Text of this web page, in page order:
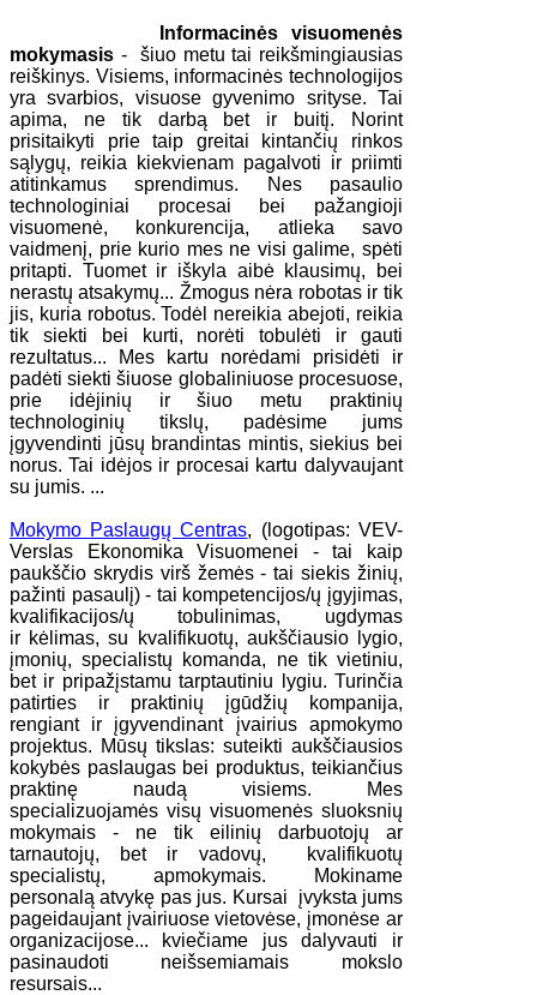
Informacinės visuomenės
mokymasis - šiuo metu tai reikšmingiausias
reiškinys. Visiems, informacinės technologijos
yra svarbios, visuose gyvenimo srityse. Tai
apima, ne tik darbą bet ir buitį. Norint
prisitaikyti prie taip greitai kintančių rinkos
sąlygų, reikia kiekvienam pagalvoti ir priimti
atitinkamus sprendimus. Nes pasaulio
technologiniai procesai bei pažangioji
visuomenė, konkurencija, atlieka savo
vaidmenį, prie kurio mes ne visi galime, spėti
pritapti. Tuomet ir iškyla aibė klausimų, bei
nerastų atsakymų... Žmogus nėra robotas ir tik
jis, kuria robotus. Todėl nereikia abejoti, reikia
tik siekti bei kurti, norėti tobulėti ir gauti
rezultatus... Mes kartu norėdami prisidėti ir
padėti siekti šiuose globaliniuose procesuose,
prie idėjinių ir šiuo metu praktinių
technologinių tikslų, padėsime jums
įgyvendinti jūsų brandintas mintis, siekius bei
norus. Tai idėjos ir procesai kartu dalyvaujant
su jumis. ...
Mokymo Paslaugų Centras, (logotipas: VEV-
Verslas Ekonomika Visuomenei - tai kaip
paukščio skrydis virš žemės - tai siekis žinių,
pažinti pasaulį) - tai kompetencijos/ų įgyjimas,
kvalifikacijos/ų tobulinimas, ugdymas
ir kėlimas, su kvalifikuotų, aukščiausio lygio,
įmonių, specialistų komanda, ne tik vietiniu,
bet ir pripažįstamu tarptautiniu lygiu. Turinčia
patirties ir praktinių įgūdžių kompanija,
rengiant ir įgyvendinant įvairius apmokymo
projektus. Mūsų tikslas: suteikti aukščiausios
kokybės paslaugas bei produktus, teikiančius
praktinę naudą visiems. Mes
specializuojamės visų visuomenės sluoksnių
mokymais - ne tik eilinių darbuotojų ar
tarnautojų, bet ir vadovų, kvalifikuotų
specialistų, apmokymais. Mokiname
personalą atvykę pas jus. Kursai įvyksta jums
pageidaujant įvairiuose vietovėse, įmonėse ar
organizacijose... kviečiame jus dalyvauti ir
pasinaudoti neišsemiamais mokslo
resursais...